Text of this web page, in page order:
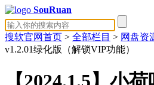
SouRuan
搜软官网首页 > 全部栏目 > 网盘资
v1.2.01绿化版（解锁VIP功能）